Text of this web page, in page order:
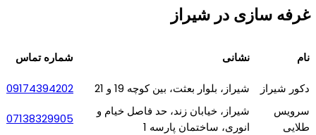
غرفه سازی در شیراز
نام نشانی شماره تماس
دکور شیراز شیراز، بلوار بعثت، بین کوچه 19 و 21
09174394202
سرویس
طلایی
شیراز، خیابان زند، حد فاصل خیام و
انوری، ساختمان پارسه 1
07138329905